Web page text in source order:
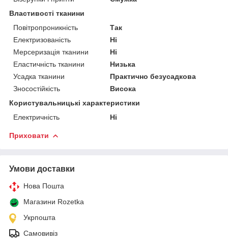
Властивості тканини
Повітропроникність
Так
Електризованість
Ні
Мерсеризація тканини
Ні
Еластичність тканини
Низька
Усадка тканини
Практично безусадкова
Зносостійкість
Висока
Користувальницькі характеристики
Електричність
Ні
Приховати
Умови доставки
Нова Пошта
Магазини Rozetka
Укрпошта
Самовивіз